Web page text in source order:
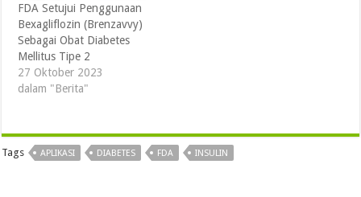
FDA Setujui Penggunaan
Bexagliflozin (Brenzavvy)
Sebagai Obat Diabetes
Mellitus Tipe 2
27 Oktober 2023
dalam "Berita"
Tags APLIKASI DIABETES FDA INSULIN